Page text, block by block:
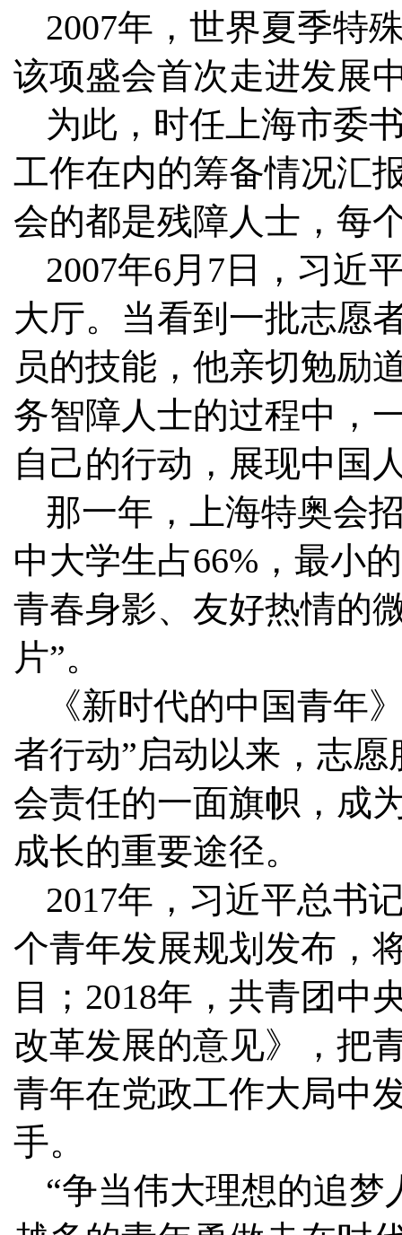
2007年，世界夏季特
该项盛会首次走进发展
为此，时任上海市委
工作在内的筹备情况汇
会的都是残障人士，每
2007年6月7日，习近
大厅。当看到一批志愿
员的技能，他亲切勉励
务智障人士的过程中，
自己的行动，展现中国
那一年，上海特奥会
中大学生占66%，最小
青春身影、友好热情的
片”。
《新时代的中国青年
者行动”启动以来，志
会责任的一面旗帜，成
成长的重要途径。
2017年，习近平总书
个青年发展规划发布，
目；2018年，共青团中
改革发展的意见》，把
青年在党政工作大局中
手。
“争当伟大理想的追